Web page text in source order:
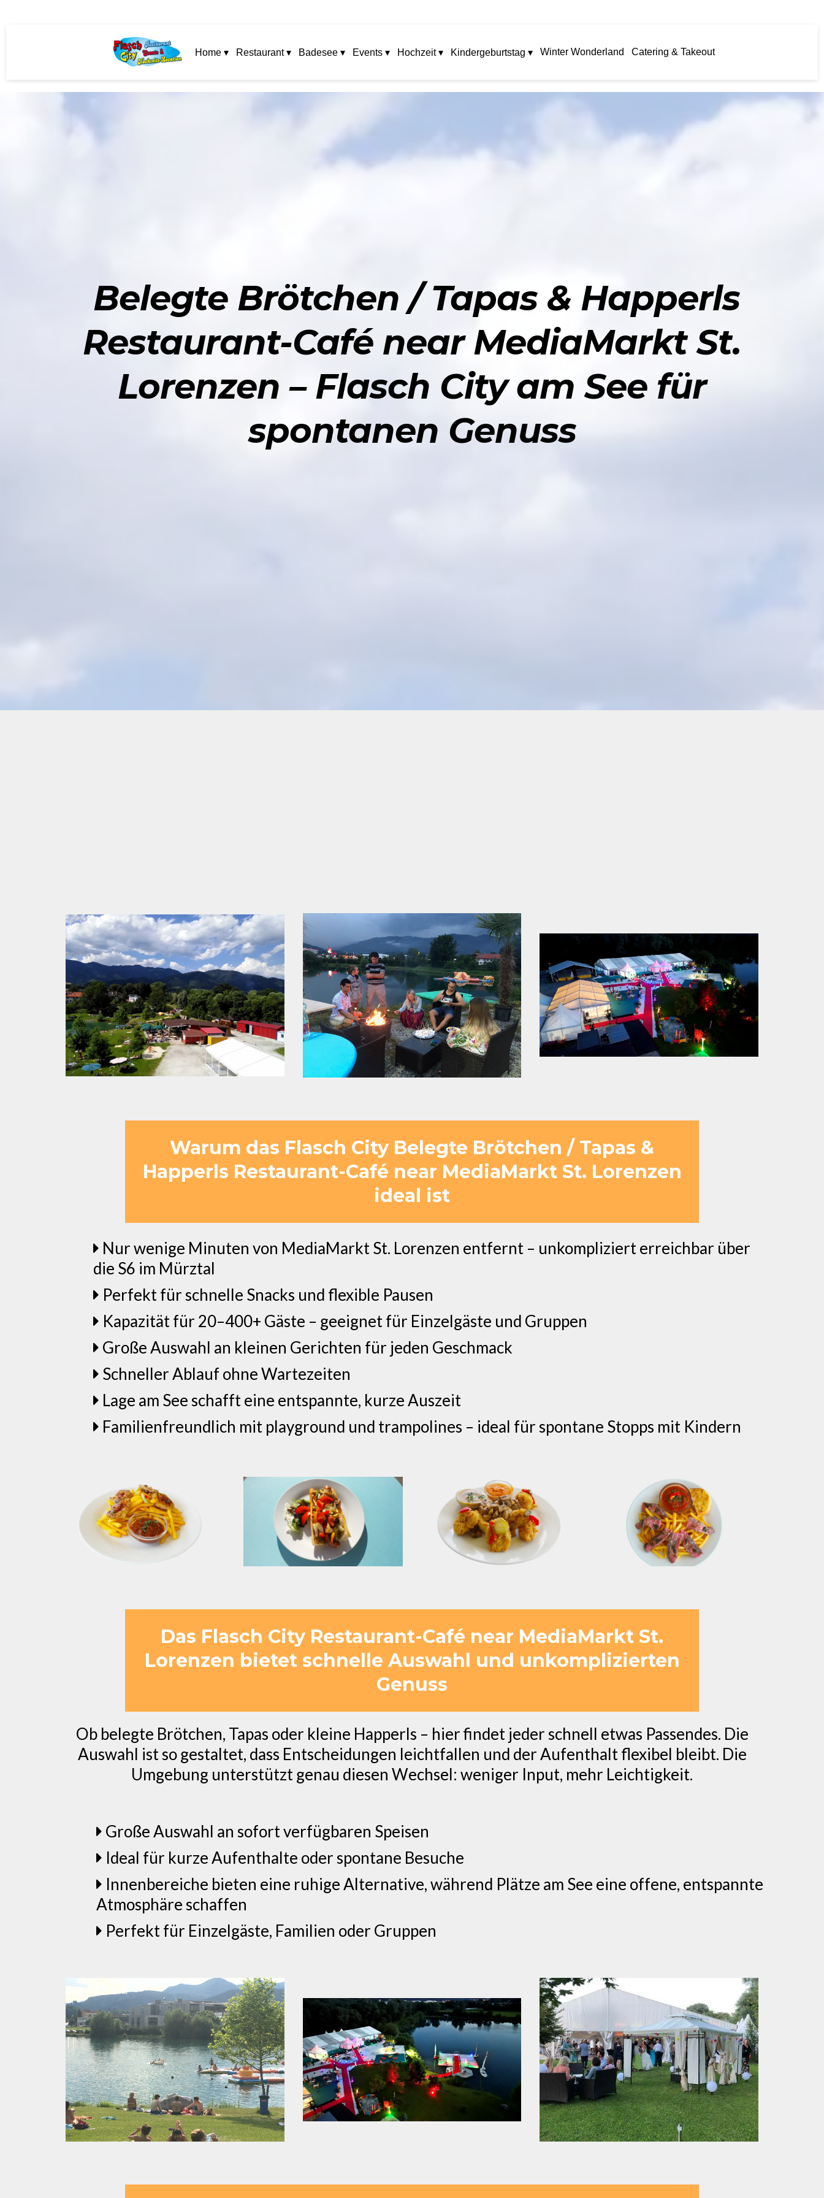
Home ▾ Restaurant ▾ Badesee ▾ Events ▾ Hochzeit ▾ Kindergeburtstag ▾ Winter Wonderland Catering & Takeout
Belegte Brötchen / Tapas & Happerls
Restaurant-Café near MediaMarkt St.
Lorenzen – Flasch City am See für
spontanen Genuss
Warum das Flasch City Belegte Brötchen / Tapas &
Happerls Restaurant-Café near MediaMarkt St. Lorenzen
ideal ist
Nur wenige Minuten von MediaMarkt St. Lorenzen entfernt – unkompliziert erreichbar über
die S6 im Mürztal
Perfekt für schnelle Snacks und flexible Pausen
Kapazität für 20–400+ Gäste – geeignet für Einzelgäste und Gruppen
Große Auswahl an kleinen Gerichten für jeden Geschmack
Schneller Ablauf ohne Wartezeiten
Lage am See schafft eine entspannte, kurze Auszeit
Familienfreundlich mit playground und trampolines – ideal für spontane Stopps mit Kindern
Das Flasch City Restaurant-Café near MediaMarkt St.
Lorenzen bietet schnelle Auswahl und unkomplizierten
Genuss
Ob belegte Brötchen, Tapas oder kleine Happerls – hier findet jeder schnell etwas Passendes. Die
Auswahl ist so gestaltet, dass Entscheidungen leichtfallen und der Aufenthalt flexibel bleibt. Die
Umgebung unterstützt genau diesen Wechsel: weniger Input, mehr Leichtigkeit.
Große Auswahl an sofort verfügbaren Speisen
Ideal für kurze Aufenthalte oder spontane Besuche
Innenbereiche bieten eine ruhige Alternative, während Plätze am See eine offene, entspannte
Atmosphäre schaffen
Perfekt für Einzelgäste, Familien oder Gruppen